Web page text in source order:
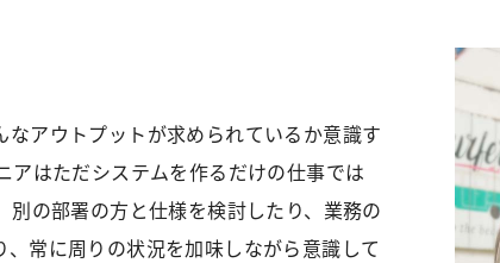
なアウトプットが求められているか意識す
アはただシステムを作るだけの仕事では
別の部署の方と仕様を検討したり、業務の
、常に周りの状況を加味しながら意識して